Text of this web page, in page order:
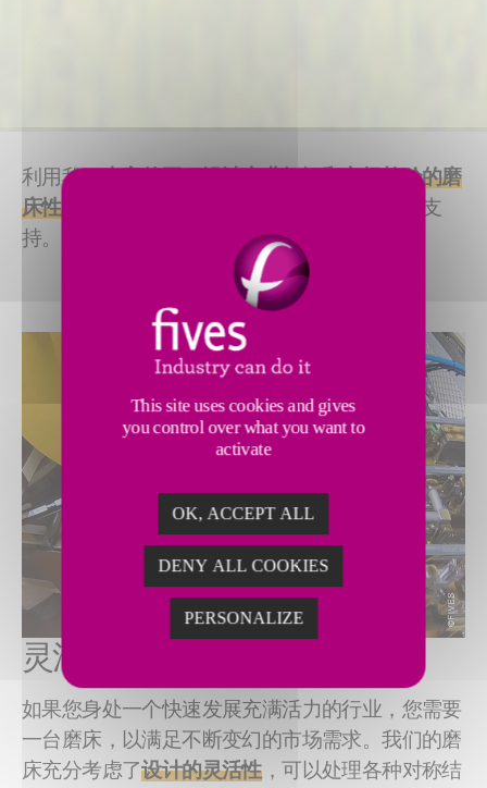
利用我们
丰富的工程设计专业知识和市场检验的磨
床性能
，我们为全球许多电动汽车厂家提供了支
持。
灵活磨削电动汽车轴类部件
如果您身处一个快速发展充满活力的行业，您需要
一台磨床，以满足不断变幻的市场需求。我们的磨
床充分考虑了设计的灵活性，可以处理各种对称结
This site uses cookies and gives
you control over what you want to
activate
OK, ACCEPT ALL
DENY ALL COOKIES
PERSONALIZE